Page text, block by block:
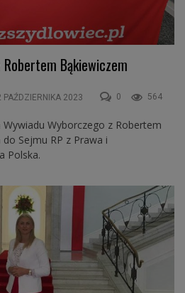
Bąkiewiczem
PAŹDZIERNIKA 2023 0 564
Wyborczego z Robertem
Sejmu RP z Prawa i
Polska.